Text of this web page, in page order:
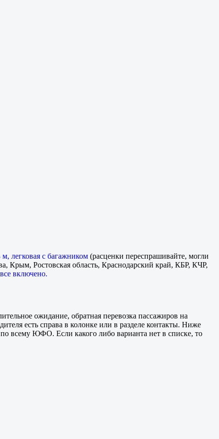
легковая с багажником (расценки переспрашивайте, могли
Крым, Ростовская область, Краснодарский край, КБР, КЧР,
включено.
ожидание, обратная перевозка пассажиров на
есть справа в колонке или в разделе контакты. Ниже
всему ЮФО. Если какого либо варианта нет в списке, то